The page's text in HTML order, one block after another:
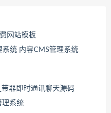
网站模板
统 内容CMS管理系统
器即时通讯聊天源码
理系统